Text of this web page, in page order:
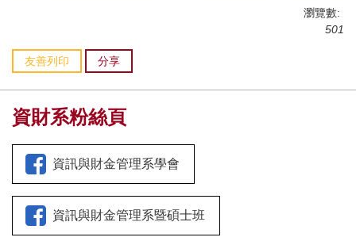
瀏覽數:
501
友善列印 分享
資財系粉絲頁
資訊與財金管理系學會
資訊與財金管理系暨碩士班